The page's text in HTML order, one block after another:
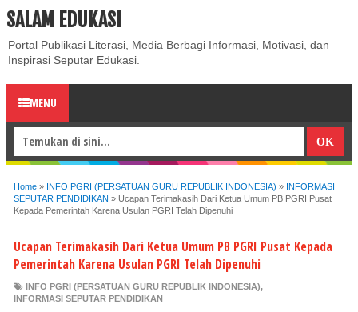
ABOUT CONTACT US
SALAM EDUKASI
Portal Publikasi Literasi, Media Berbagi Informasi, Motivasi, dan
Inspirasi Seputar Edukasi.
MENU
Home » INFO PGRI (PERSATUAN GURU REPUBLIK INDONESIA) » INFORMASI
SEPUTAR PENDIDIKAN » Ucapan Terimakasih Dari Ketua Umum PB PGRI Pusat
Kepada Pemerintah Karena Usulan PGRI Telah Dipenuhi
Ucapan Terimakasih Dari Ketua Umum PB PGRI Pusat Kepada
Pemerintah Karena Usulan PGRI Telah Dipenuhi
INFO PGRI (PERSATUAN GURU REPUBLIK INDONESIA),
INFORMASI SEPUTAR PENDIDIKAN